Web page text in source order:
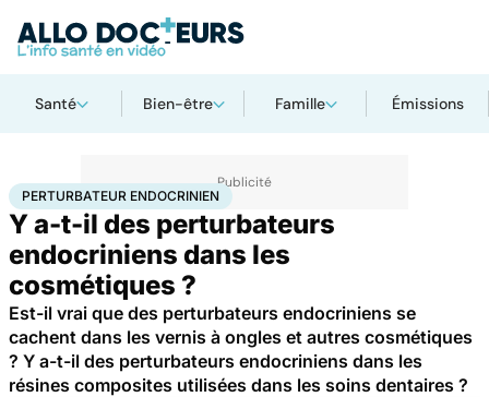
Santé Bien-être Famille Émissions
AccueilSantéPerturbateur endocrinien
PERTURBATEUR ENDOCRINIEN
Y a-t-il des perturbateurs
endocriniens dans les
cosmétiques ?
Est-il vrai que des perturbateurs endocriniens se
cachent dans les vernis à ongles et autres cosmétiques
? Y a-t-il des perturbateurs endocriniens dans les
résines composites utilisées dans les soins dentaires ?